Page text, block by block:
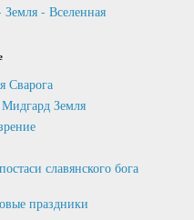
Земля - Вселенная
Сварога
Земля
славянского бога
праздники